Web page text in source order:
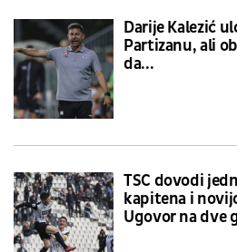
Darije Kalezić
Partizanu, ali
da...
TSC dovodi
kapitena i
Ugovor na dve